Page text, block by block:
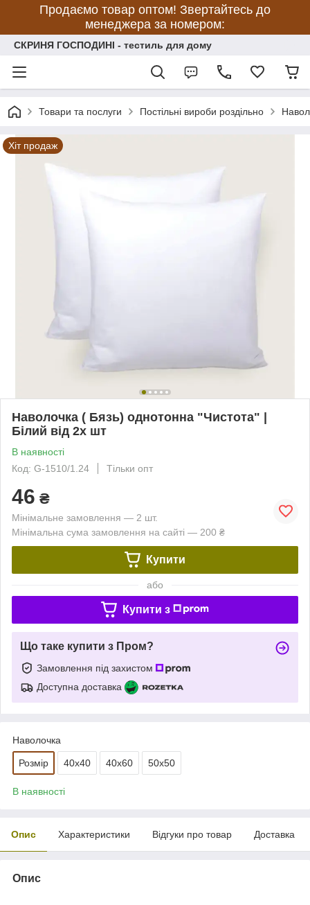
Продаємо товар оптом! Звертайтесь до
менеджера за номером:
СКРИНЯ ГОСПОДИНІ - тестиль для дому
Товари та послуги Постільні вироби роздільно
Хіт продаж
Наволочка ( Бязь) однотонна "Чистота" |
Білий від 2х шт
В наявності
Код: G-1510/1.24
Тільки опт
46 ₴
Мінімальне замовлення — 2 шт.
Мінімальна сума замовлення на сайті — 200 ₴
Купити
або
Купити з
Що таке купити з Пром?
Замовлення під захистом
Доступна доставка
Наволочка
Розмір 40х40 40х60 50х50
В наявності
Опис Характеристики Відгуки про товар Доставка
Опис